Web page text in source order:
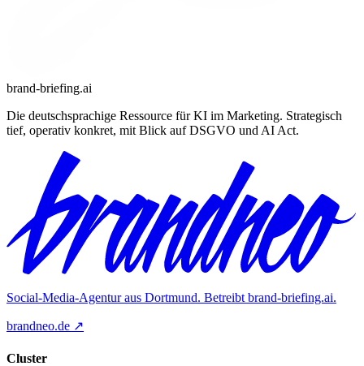
brand-briefing.ai
Die deutschsprachige Ressource für KI im Marketing. Strategisch
tief, operativ konkret, mit Blick auf DSGVO und AI Act.
Social-Media-Agentur aus Dortmund. Betreibtbrand-briefing.ai.
brandneo.de ↗
Cluster